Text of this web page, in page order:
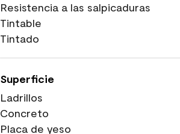
Resistencia a las salpicaduras
Tintable
Tintado
Superficie
Ladrillos
Concreto
Placa de yeso